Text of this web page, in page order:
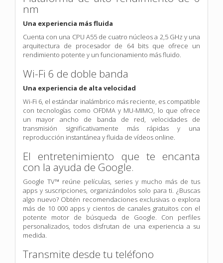
nm
Una experiencia más fluida
Cuenta con una CPU A55 de cuatro núcleos a 2,5 GHz y una
arquitectura de procesador de 64 bits que ofrece un
rendimiento potente y un funcionamiento más fluido.
Wi-Fi 6 de doble banda
Una experiencia de alta velocidad
Wi-Fi 6, el estándar inalámbrico más reciente, es compatible
con tecnologías como OFDMA y MU-MIMO, lo que ofrece
un mayor ancho de banda de red, velocidades de
transmisión significativamente más rápidas y una
reproducción instantánea y fluida de vídeos online.
El entretenimiento que te encanta
con la ayuda de Google.
Google TV™ reúne películas, series y mucho más de tus
apps y suscripciones, organizándolos solo para ti. ¿Buscas
algo nuevo? Obtén recomendaciones exclusivas o explora
más de 10 000 apps y cientos de canales gratuitos con el
potente motor de búsqueda de Google. Con perfiles
personalizados, todos disfrutan de una experiencia a su
medida.
Transmite desde tu teléfono